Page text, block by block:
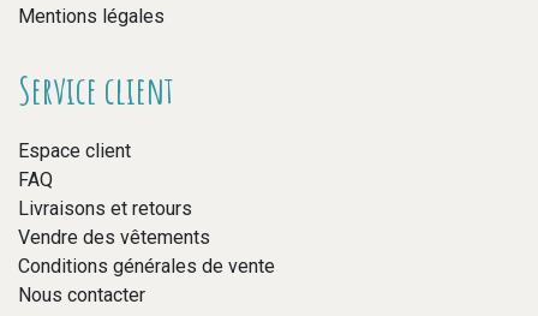
Mentions légales
Service client
Espace client
FAQ
Livraisons et retours
Vendre des vêtements
Conditions générales de vente
Nous contacter